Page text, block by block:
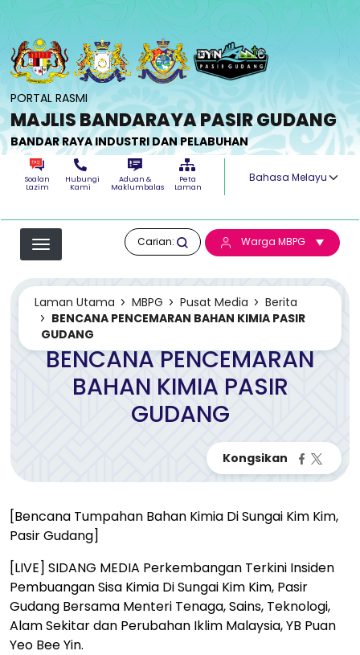
PORTAL RASMI
MAJLIS BANDARAYA PASIR GUDANG
BANDAR RAYA INDUSTRI DAN PELABUHAN
Soalan
Lazim
Hubungi
Kami
Aduan &
Maklumbalas
Peta
Laman
Select your
Carian: Warga MBPG
Laman Utama MBPG Pusat Media
Berita
BENCANA PENCEMARAN BAHAN KIMIA PASIR
GUDANG
BENCANA PENCEMARAN
BAHAN KIMIA PASIR
GUDANG
[Bencana Tumpahan Bahan Kimia Di Sungai Kim Kim,
Pasir Gudang]
[LIVE] SIDANG MEDIA Perkembangan Terkini Insiden
Pembuangan Sisa Kimia Di Sungai Kim Kim, Pasir
Gudang Bersama Menteri Tenaga, Sains, Teknologi,
Alam Sekitar dan Perubahan Iklim Malaysia, YB Puan
Yeo Bee Yin.